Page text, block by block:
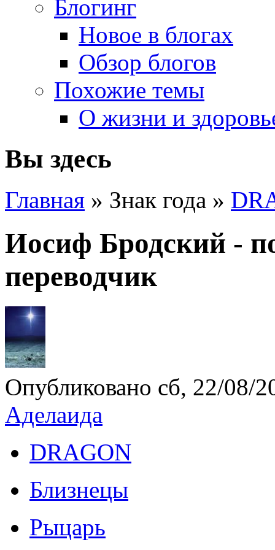
Блогинг
Новое в блогах
Обзор блогов
Похожие темы
О жизни и
Вы здесь
Главная » Знак года »
Иосиф Бродский -
переводчик
Опубликовано сб, 22/08/
Аделаида
DRAGON
Близнецы
Рыцарь